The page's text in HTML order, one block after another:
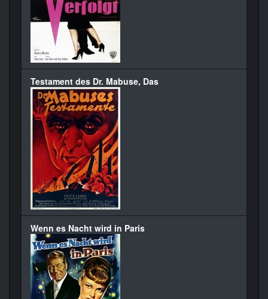
Testament des Dr. Mabuse, Das
Wenn es Nacht wird in Paris